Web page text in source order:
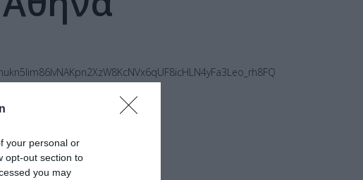
your personal or
opt-out section to
you may